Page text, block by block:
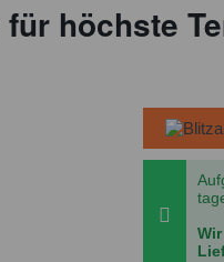
höchste